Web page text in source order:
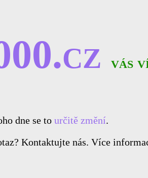
vás
dne se to určitě změní.
Kontaktujte nás. Více